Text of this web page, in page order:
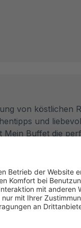
von köstlichen
und
Mein Buffet die
– von
zum perfekten
und praktische
und